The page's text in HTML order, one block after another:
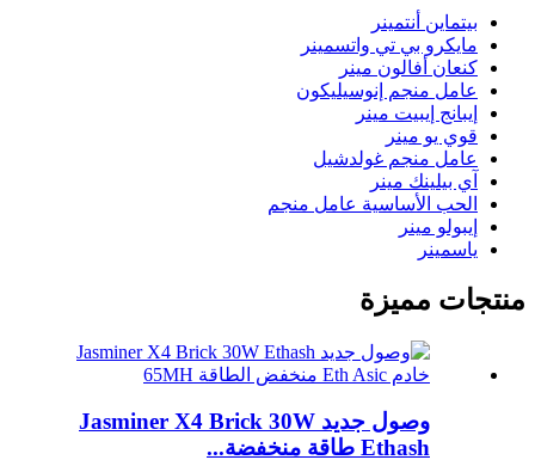
بيتماين أنتمينر
مايكرو بي تي واتسمينر
كنعان أفالون مينر
عامل منجم إنوسيليكون
إيبانج إيبيت مينر
قوي يو مينر
عامل منجم غولدشيل
آي بيلينك مينر
الحب الأساسية عامل منجم
إيبولو مينر
ياسمينر
منتجات مميزة
وصول جديد Jasminer X4 Brick 30W
Ethash طاقة منخفضة...